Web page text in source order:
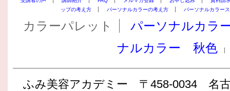
ップの考え方
パーソナルカラーの考え方 パーソナルカラー
カラーパレット
パーソナルカラ
ナルカラー 秋色
ふみ美容アカデミー 〒458-0034 名